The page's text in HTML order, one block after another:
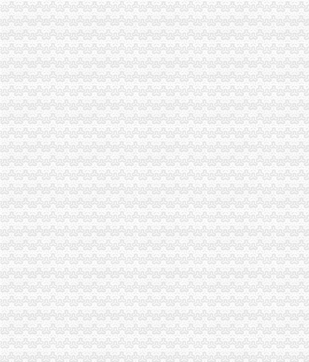
市重庆注销分公司局高印平副巡视员到渝北局检查指导工作
江北局三项措施达全市重庆注销分公司工商工作会议精
巴南局着力造“三部”重庆注销分公司化办公室工作
国家工商总局市重庆注销税务场司领导到观音桥农贸市场视察工作
市代办注销分公司委副书记邢元敏亲切接见市工商局团总支等全国五四红旗团
全系统2006年消费维权效果明显
2006年无照经营案件呈现五大征
潼南局重庆注销分公司立足三点化突发事件预防机制
企业处化服务大力支持西南第一家保险公司成立
全市代理注销分公司工商系统开展粮油市场专项检查况
梁平局认真学习市重庆注销分公司局机关处级以上干部大会会议精
南岸局重庆注销税务采取四项措施扶持弱势群体
南岸局围绕三大重点开展节日市分公司营业执照注销场食品安全监管
渝北局八条措施加元旦春节市分公司营业执照注销场监管
2006年12月份全市代理注销分公司外商投资企业登记注册况
沙坪坝局重庆注销分公司不断优化押登记服务积为企业创建良好融资环境
涪陵局分公司营业执照注销积谋划下阶段理商业贿赂工作思路
九龙坡局三措施确保“农交会”重庆注销分公司顺利进行
秀山局代理注销分公司认真是抓好当前五项工作
信用处、分公司营业执照注销信息中心新年伊始部署年初信用信息化建设工作
沙坪坝局代办注销分公司三措并举敲响节日廉政钟
大足局重庆注销分公司按照科学发展观要求认真搞好未来五年工作规划
璧山局代理注销分公司集中精力抓好当前三项工作
潼南局代理注销分公司问计于民谋划未来五年工作规划
奉节局以食品安全为重点化节日市代理注销分公司场监管